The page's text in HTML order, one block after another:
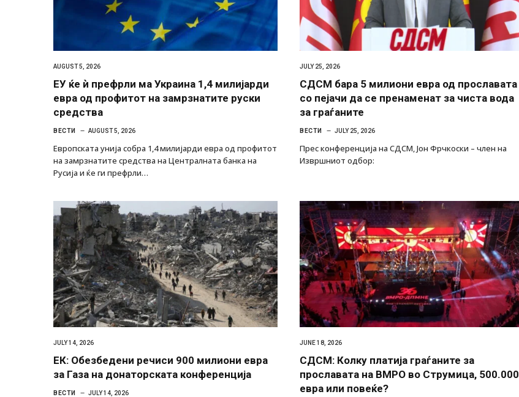
AUGUST 5, 2026
ЕУ ќе ѝ префрли ма Украина 1,4 милијарди
евра од профитот на замрзнатите руски
средства
ВЕСТИ AUGUST 5, 2026
Европската унија собра 1,4 милијарди евра од профитот
на замрзнатите средства на Централната банка на
Русија и ќе ги префрли…
JULY 25, 2026
СДСМ бара 5 милиони евра од прославата
со пејачи да се пренаменат за чиста вода
за граѓаните
ВЕСТИ JULY 25, 2026
Прес конференција на СДСМ, Јон Фрчкоски – член на
Извршниот одбор:
JULY 14, 2026
ЕК: Обезбедени речиси 900 милиони евра
за Газа на донаторската конференција
ВЕСТИ JULY 14, 2026
JUNE 18, 2026
СДСМ: Колку платија граѓаните за
прославата на ВМРО во Струмица, 500.000
евра или повеќе?